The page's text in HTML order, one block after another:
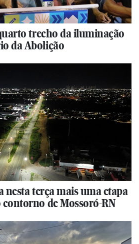
trecho da iluminação
da Abolição
nesta terça mais uma etapa
de Mossoró-RN